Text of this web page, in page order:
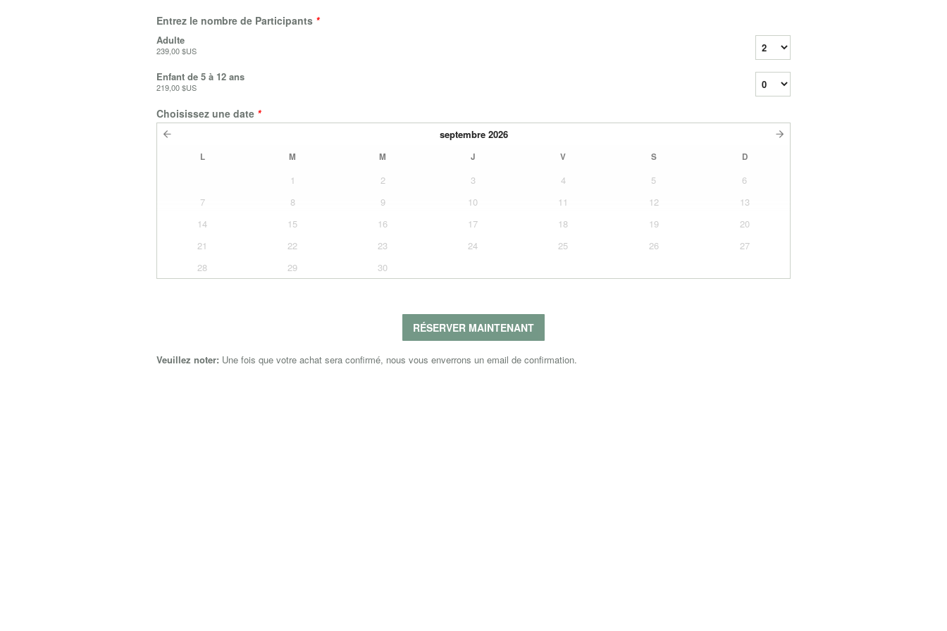
Entrez le nombre de Participants *
Adulte
239,00 $US
Enfant de 5 à 12 ans
219,00 $US
Choisissez une date *
septembre 2026
L M M J V S D
1 2 3 4 5
6
7
8 9 10 11 12
13
14
15 16 17 18 19
20
21
22 23 24 25 26
27
28
29 30
RÉSERVER MAINTENANT
Veuillez noter: Une fois que votre achat sera confirmé, nous vous enverrons un email de confirmation.